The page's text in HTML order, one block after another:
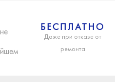
БЕСПЛАТНО
Даже при отказе от
ремонта